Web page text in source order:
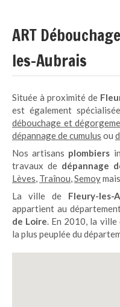
ART
les-Aubrais
Située à proximité de
est également
débouchage et
dépannage de cumulus ou
Nos artisans plombiers
travaux de dépannage
Lèves, Traînou,Semoy
La ville de Fleury-les-
appartient au
de Loire. En 2010, la
la plus peuplée du